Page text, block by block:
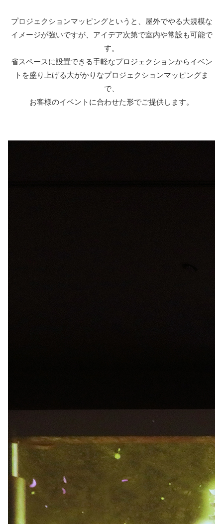
プロジェクションマッピングというと、屋外でやる大規模な
イメージが強いですが、アイデア次第で室内や常設も可能で
す。
省スペースに設置できる手軽なプロジェクションからイベン
トを盛り上げる大がかりなプロジェクションマッピングま
で、
お客様のイベントに合わせた形でご提供します。